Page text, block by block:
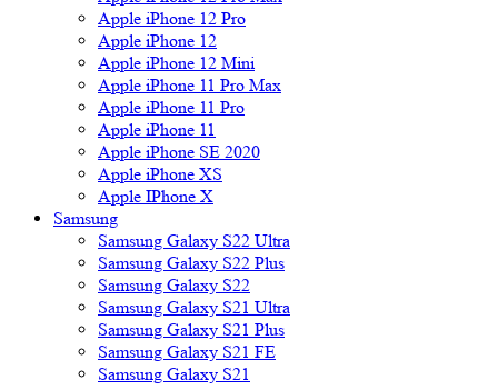
Apple iPhone 12 Pro
Apple iPhone 12
Apple iPhone 12 Mini
Apple iPhone 11 Pro Max
Apple iPhone 11 Pro
Apple iPhone 11
Apple iPhone SE 2020
Apple iPhone XS
Apple IPhone X
Samsung
Samsung Galaxy S22 Ultra
Samsung Galaxy S22 Plus
Samsung Galaxy S22
Samsung Galaxy S21 Ultra
Samsung Galaxy S21 Plus
Samsung Galaxy S21 FE
Samsung Galaxy S21